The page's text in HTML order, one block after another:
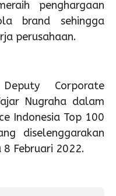
penghargaan
brand sehingga
perusahaan.
Corporate
Nugraha dalam
Indonesia Top 100
diselenggarakan
Februari 2022.